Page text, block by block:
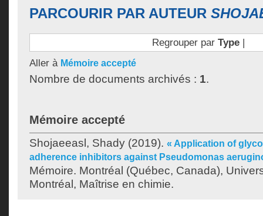
PARCOURIR PAR AUTEUR
Regrouper par Type|
Aller à Mémoire accepté
Nombre de documents archivés : 1.
Mémoire accepté
Shojaeeasl, Shady (2019). « Application of
adherence inhibitors against Pseudomonas
Mémoire. Montréal (Québec, Canada),
Montréal, Maîtrise en chimie.